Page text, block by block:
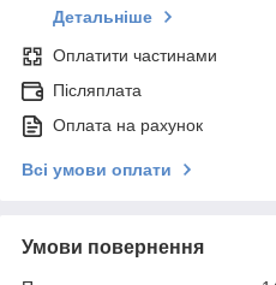
Детальніше
Оплатити частинами
Післяплата
Оплата на рахунок
Всі умови оплати
Умови повернення